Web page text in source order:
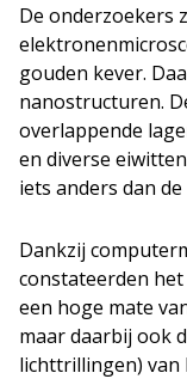
De onderzoekers
gouden kever.
nanostructuren.
overlappende
en diverse
iets anders dan
Dankzij
constateerden
een hoge mate
maar daarbij ook
lichttrillingen) van